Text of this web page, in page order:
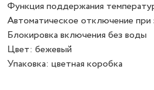
Функция поддержания
Автоматическое отключение при
Блокировка включения без воды
Цвет: бежевый
Упаковка: цветная коробка